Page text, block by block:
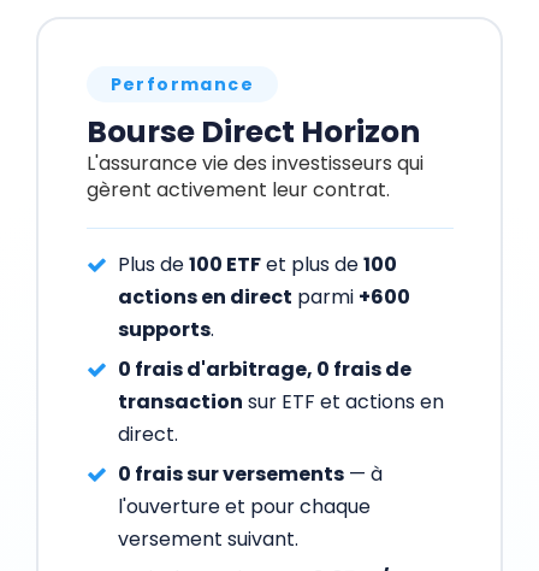
Performance
Bourse Direct Horizon
L'assurance vie des investisseurs qui
gèrent activement leur contrat.
Plus de100 ETFet plus de100
actions en direct parmi +600
supports.
0 frais d'arbitrage, 0 frais de
transaction sur ETF et actions en
direct.
0 frais sur versements— à
l'ouverture et pour chaque
versement suivant.